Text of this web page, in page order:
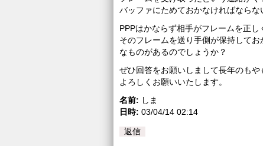
バッファにためておかなければならな
PPPはかならず相手がフレームを正
そのフレームを送り手側が保持して
なものがあるのでしょうか？
ぜひ回答をお願いしまして長年のも
よろしくお願いいたします。
名前: しま
日時: 03/04/14 02:14
返信